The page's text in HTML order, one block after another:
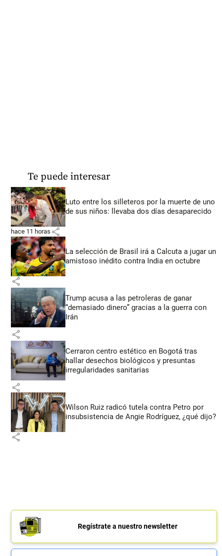
Te puede interesar
Luto entre los silleteros por la muerte de uno
de sus niños: llevaba dos días desaparecido
hace 11 horas share
La selección de Brasil irá a Calcuta a jugar un
amistoso inédito contra India en octubre
share
Trump acusa a las petroleras de ganar
“demasiado dinero” gracias a la guerra con
Irán
share
Cerraron centro estético en Bogotá tras
hallar desechos biológicos y presuntas
irregularidades sanitarias
share
Wilson Ruiz radicó tutela contra Petro por
insubsistencia de Angie Rodríguez, ¿qué dijo?
share
Regístrate a nuestro newsletter